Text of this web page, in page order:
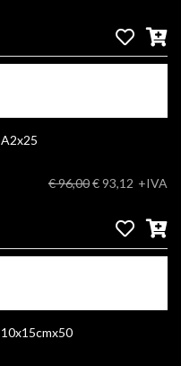
Hahnemuhle Photo Matt Fibre gr200 A2x25
€ 96,00€ 93,12 +IVA
Hahnemuhle Photo Matt Fibre gr200 10x15cmx50